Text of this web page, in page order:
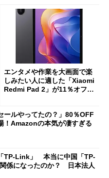
エンタメや作業を大画面で楽
しみたい人に適した「Xiaomi
Redmi Pad 2」が11％オフの
ールやってたの？」80％OFF
！Amazonの本気が凄すぎる
TP-Link」 本当に中国「TP-
係になったのか？ 日本法人